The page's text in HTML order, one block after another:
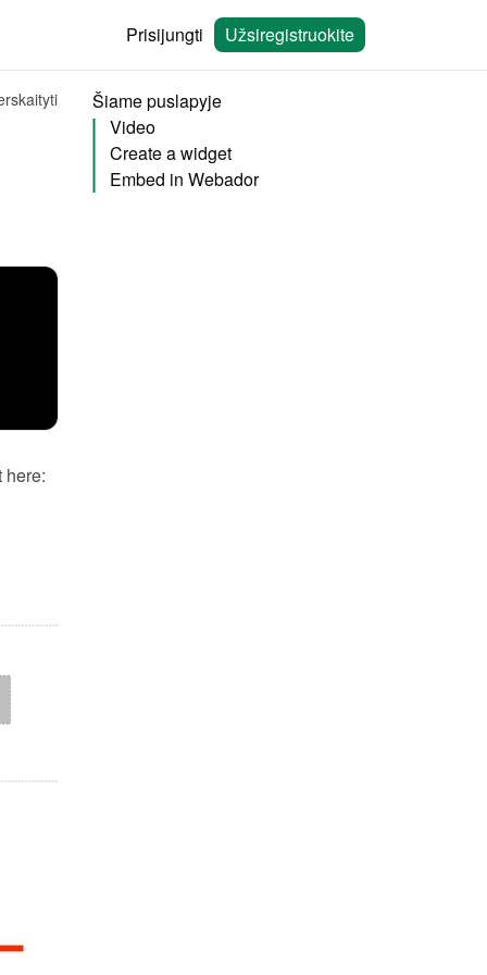
Prisijungti Užsiregistruokite
Šiame puslapyje
Video
Create a widget
Embed in Webador